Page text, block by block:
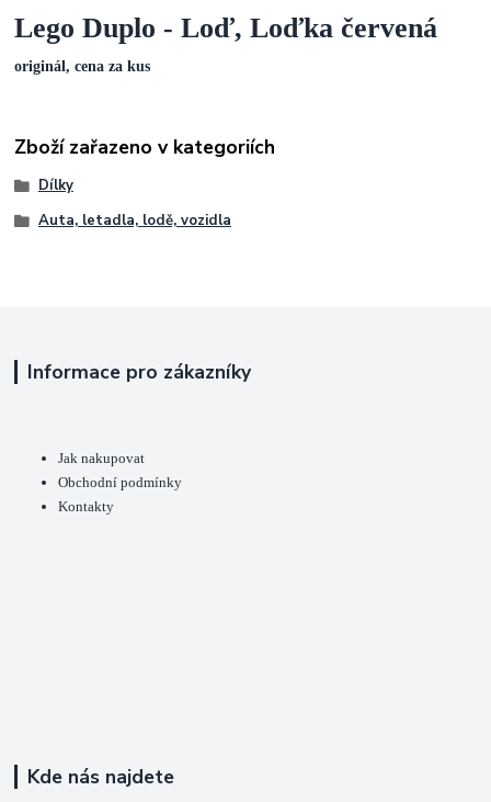
Lego Duplo - Loď, Loďka červená
originál, cena za kus
Zboží zařazeno v kategoriích
Dílky
Auta, letadla, lodě, vozidla
Informace pro zákazníky
Jak nakupovat
Obchodní podmínky
Kontakty
Kde nás najdete